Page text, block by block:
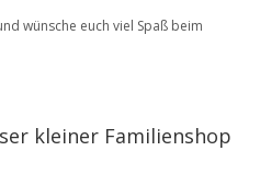
wünsche euch viel Spaß beim
kleiner Familienshop